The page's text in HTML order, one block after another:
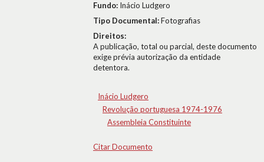
Fundo: Inácio Ludgero
Tipo Documental:Fotografias
Direitos:
A publicação, total ou parcial, deste documento
exige prévia autorização da entidade
detentora.
Inácio Ludgero
Revolução portuguesa 1974-1976
Assembleia Constituinte
Citar Documento